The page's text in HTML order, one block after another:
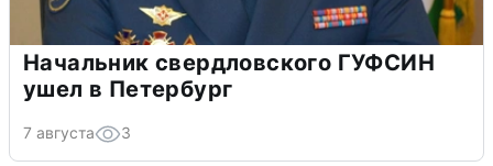
Начальник свердловского ГУФСИН
ушел в Петербург
7 августа 3